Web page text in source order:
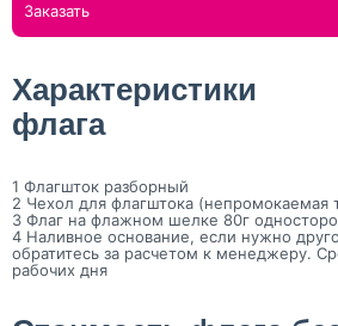
Заказать
Характеристики
флага
1 Флагшток разборный
2 Чехол для флагштока (непромокаемая
3 Флаг на флажном шелке 80г
4 Наливное основание, если нужно
обратитесь за расчетом к менеджеру.
рабочих дня